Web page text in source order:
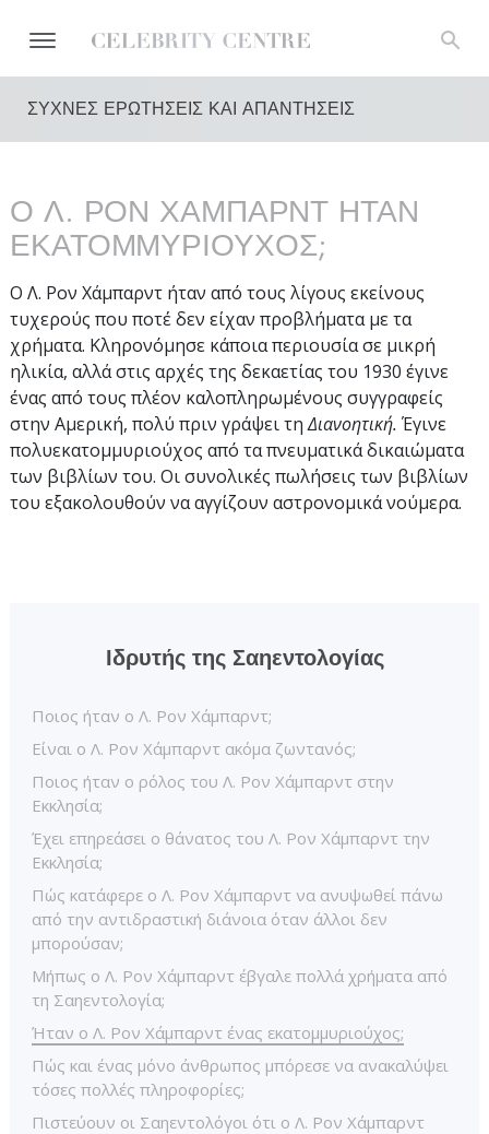
ΣΥΧΝΕΣ ΕΡΩΤΗΣΕΙΣ ΚΑΙ ΑΠΑΝΤΗΣΕΙΣ
Ο Λ. ΡΟΝ ΧΑΜΠΑΡΝΤ ΗΤΑΝ
ΕΚΑΤΟΜΜΥΡΙΟΥΧΟΣ;
Ο Λ. Ρον Χάμπαρντ ήταν από τους λίγους εκείνους
τυχερούς που ποτέ δεν είχαν προβλήματα με τα
χρήματα. Κληρονόμησε κάποια περιουσία σε μικρή
ηλικία, αλλά στις αρχές της δεκαετίας του 1930 έγινε
ένας από τους πλέον καλοπληρωμένους συγγραφείς
στην Αμερική, πολύ πριν γράψει τηΔιανοητική. Έγινε
πολυεκατομμυριούχος από τα πνευματικά δικαιώματα
των βιβλίων του. Οι συνολικές πωλήσεις των βιβλίων
του εξακολουθούν να αγγίζουν αστρονομικά νούμερα.
Ιδρυτής της Σαηεντολογίας
Ποιος ήταν ο Λ. Ρον Χάμπαρντ;
Είναι ο Λ. Ρον Χάμπαρντ ακόμα ζωντανός;
Ποιος ήταν ο ρόλος του Λ. Ρον Χάμπαρντ στην
Εκκλησία;
Έχει επηρεάσει ο θάνατος του Λ. Ρον Χάμπαρντ την
Εκκλησία;
Πώς κατάφερε ο Λ. Ρον Χάμπαρντ να ανυψωθεί πάνω
από την αντιδραστική διάνοια όταν άλλοι δεν
μπορούσαν;
Μήπως ο Λ. Ρον Χάμπαρντ έβγαλε πολλά χρήματα από
τη Σαηεντολογία;
Ήταν ο Λ. Ρον Χάμπαρντ ένας εκατομμυριούχος;
Πώς και ένας μόνο άνθρωπος μπόρεσε να ανακαλύψει
τόσες πολλές πληροφορίες;
Πιστεύουν οι Σαηεντολόγοι ότι ο Λ. Ρον Χάμπαρντ